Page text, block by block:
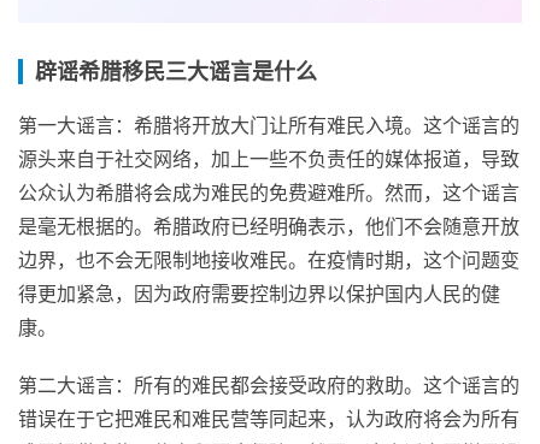
辟谣希腊移民三大谣言是什么
第一大谣言：希腊将开放大门让所有难民入境。这个谣言的
源头来自于社交网络，加上一些不负责任的媒体报道，导致
公众认为希腊将会成为难民的免费避难所。然而，这个谣言
是毫无根据的。希腊政府已经明确表示，他们不会随意开放
边界，也不会无限制地接收难民。在疫情时期，这个问题变
得更加紧急，因为政府需要控制边界以保护国内人民的健
康。
第二大谣言：所有的难民都会接受政府的救助。这个谣言的
错误在于它把难民和难民营等同起来，认为政府将会为所有